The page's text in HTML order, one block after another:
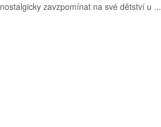
nostalgicky zavzpomínat na své dětství u ...